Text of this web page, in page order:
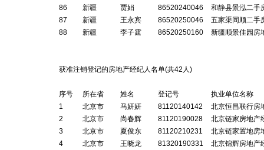
86
新疆 贾娟 86520240046
和静县景泓二手
87
新疆 王永宾 86520250046
五家渠同顺二手
88
新疆 李子霆 86520250160 新疆顺景佳园房
获准注销登记的房地产经纪人名单(共42 人)
序号 所在省 姓名 登记号
执业单位名称
1
北京市 马妍妍 81120140142
北京恒昌联行房
2
北京市 尚春辉 81120190028
北京链家房地产
3
北京市 夏俊东 81120210231
北京链家置地房
4
北京市 王晓龙 81320190331
北京锦辉房地产